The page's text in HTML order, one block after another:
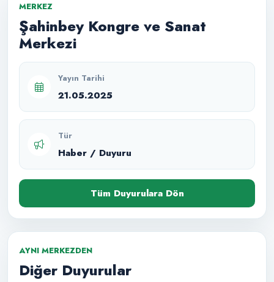
MERKEZ
Şahinbey Kongre ve Sanat
Merkezi
Yayın Tarihi
21.05.2025
Tür
Haber / Duyuru
Tüm Duyurulara Dön
AYNI MERKEZDEN
Diğer Duyurular